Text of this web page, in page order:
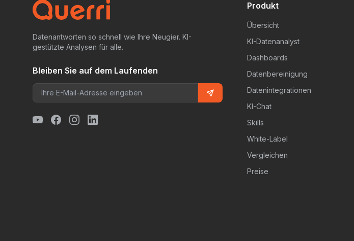
Datenantworten so schnell wie Ihre Neugier. KI-
gestützte Analysen für alle.
Bleiben Sie auf dem Laufenden
Produkt
Übersicht
KI-Datenanalyst
Dashboards
Datenbereinigung
Datenintegrationen
KI-Chat
Skills
White-Label
Vergleichen
Preise